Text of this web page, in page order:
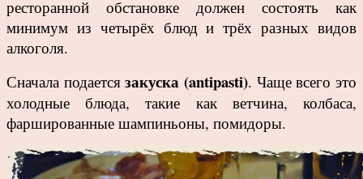
ресторанной обстановке должен состоять как
минимум из четырёх блюд и трёх разных видов
алкоголя.
Сначала подаетсязакуска (antipasti). Чаще всего это
холодные блюда, такие как ветчина, колбаса,
фаршированные шампиньоны, помидоры.